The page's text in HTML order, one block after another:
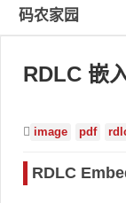
码农家园
RDLC 嵌
image pdf
RDLC